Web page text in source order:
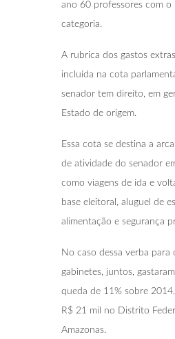
ano 60 professores com o
categoria.
A rubrica dos gastos
incluída na cota
senador tem direito, em
Estado de origem.
Essa cota se destina a
de atividade do senador
como viagens de ida e
base eleitoral, aluguel de
alimentação e segurança
No caso dessa verba para
gabinetes, juntos,
queda de 11% sobre
R$ 21 mil no Distrito
Amazonas.